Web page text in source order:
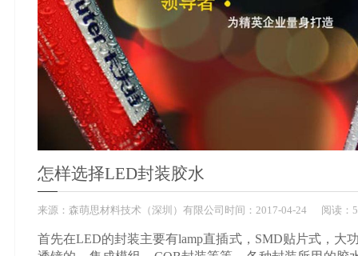
怎样选择LED封装胶水
来源： 森萌思材料技术（深圳）有限公司 时间： 2017-04-24 阅读：
首先在LED的封装主要有lamp直插式，SMD贴片式，大